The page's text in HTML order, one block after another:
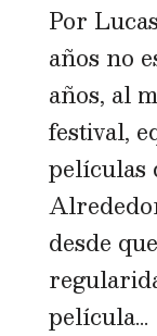
Por
años no
años, al
festival,
películas
desde
película...